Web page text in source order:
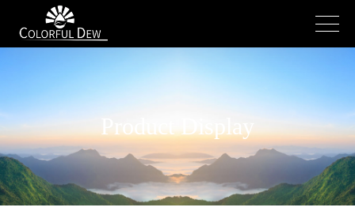
Product Display